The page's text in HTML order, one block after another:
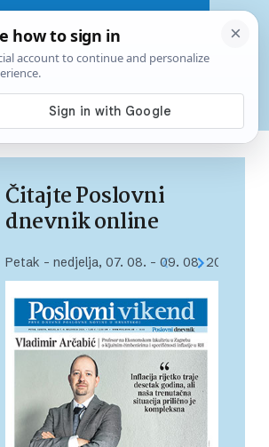
Već od 10 EUR mjesečno
Čitajte Poslovni
dnevnik online
Petak – nedjelja, 07. 08. – 09. 08. 2026.